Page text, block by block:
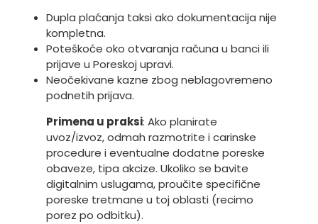
Dupla plaćanja taksi ako dokumentacija nije
kompletna.
Poteškoće oko otvaranja računa u banci ili
prijave u Poreskoj upravi.
Neočekivane kazne zbog neblagovremeno
podnetih prijava.
Primena u praksi: Ako planirate
uvoz/izvoz, odmah razmotrite i carinske
procedure i eventualne dodatne poreske
obaveze, tipa akcize. Ukoliko se bavite
digitalnim uslugama, proučite specifične
poreske tretmane u toj oblasti (recimo
porez po odbitku).